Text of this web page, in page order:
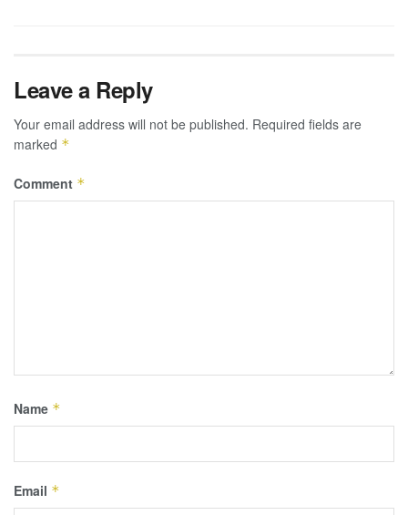
Leave a Reply
Your email address will not be published. Required fields are
marked *
Comment *
Name *
Email *